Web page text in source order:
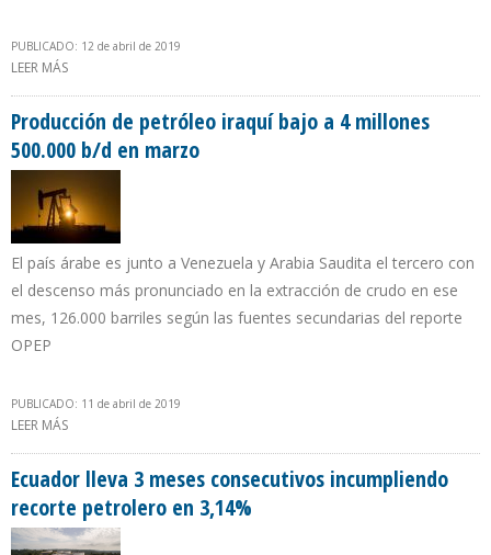
PUBLICADO: 12 de abril de 2019
LEER MÁS
Producción de petróleo iraquí bajo a 4 millones
500.000 b/d en marzo
El país árabe es junto a Venezuela y Arabia Saudita el tercero con
el descenso más pronunciado en la extracción de crudo en ese
mes, 126.000 barriles según las fuentes secundarias del reporte
OPEP
PUBLICADO: 11 de abril de 2019
LEER MÁS
Ecuador lleva 3 meses consecutivos incumpliendo
recorte petrolero en 3,14%